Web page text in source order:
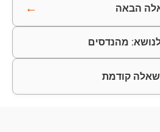
הבאה ←
מהנדסים
שאלה קודמת